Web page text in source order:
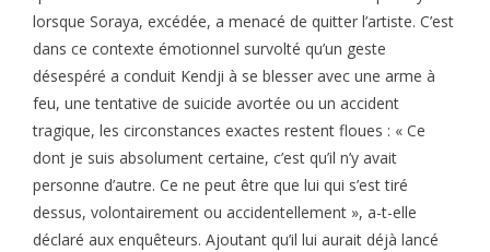
lorsque Soraya, excédée, a menacé de quitter l’artiste. C’est
dans ce contexte émotionnel survolté qu’un geste
désespéré a conduit Kendji à se blesser avec une arme à
feu, une tentative de suicide avortée ou un accident
tragique, les circonstances exactes restent floues : « Ce
dont je suis absolument certaine, c’est qu’il n’y avait
personne d’autre. Ce ne peut être que lui qui s’est tiré
dessus, volontairement ou accidentellement », a-t-elle
déclaré aux enquêteurs. Ajoutant qu’il lui aurait déjà lancé